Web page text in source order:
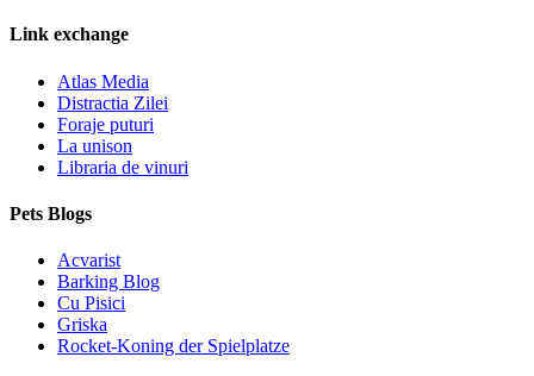
Link exchange
Atlas Media
Distractia Zilei
Foraje puturi
La unison
Libraria de vinuri
Pets Blogs
Acvarist
Barking Blog
Cu Pisici
Griska
Rocket-Koning der Spielplatze